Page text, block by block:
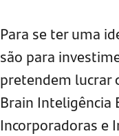
Para se ter uma
são para
pretendem lucrar
Brain Inteligência
Incorporadoras e